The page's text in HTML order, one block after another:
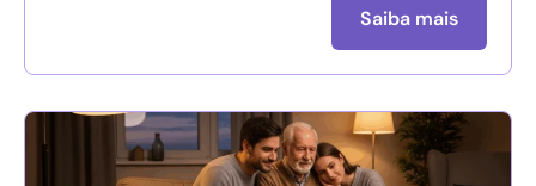
Saiba mais